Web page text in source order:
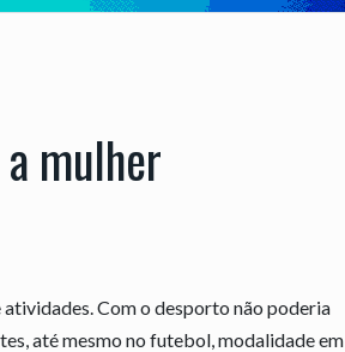
mulher
Com o desporto não poderia
até mesmo no futebol, modalidade em